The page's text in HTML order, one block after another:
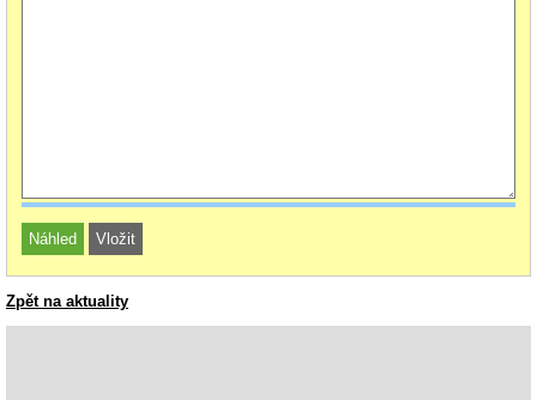
Zpět na aktuality